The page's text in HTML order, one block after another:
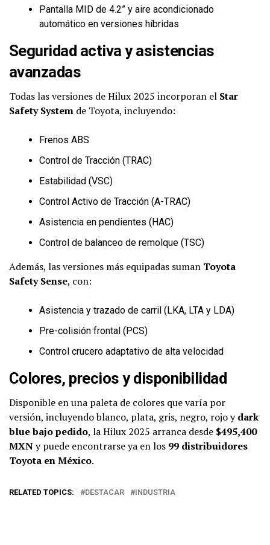
Pantalla MID de 4.2” y aire acondicionado
automático en versiones híbridas
Seguridad activa y asistencias
avanzadas
Todas las versiones de Hilux 2025 incorporan el Star
Safety System de Toyota, incluyendo:
Frenos ABS
Control de Tracción (TRAC)
Estabilidad (VSC)
Control Activo de Tracción (A-TRAC)
Asistencia en pendientes (HAC)
Control de balanceo de remolque (TSC)
Además, las versiones más equipadas suman Toyota
Safety Sense, con:
Asistencia y trazado de carril (LKA, LTA y LDA)
Pre-colisión frontal (PCS)
Control crucero adaptativo de alta velocidad
Colores, precios y disponibilidad
Disponible en una paleta de colores que varía por
versión, incluyendo blanco, plata, gris, negro, rojo ydark
blue bajo pedido, la Hilux 2025 arranca desde $495,400
MXNy puede encontrarse ya en los 99 distribuidores
Toyota en México.
RELATED TOPICS: DESTACAR INDUSTRIA